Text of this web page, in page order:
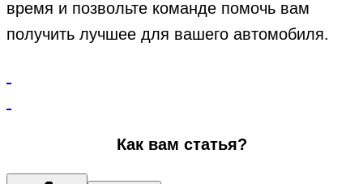
время и позвольте команде помочь вам
получить лучшее для вашего автомобиля.
Как вам статья?